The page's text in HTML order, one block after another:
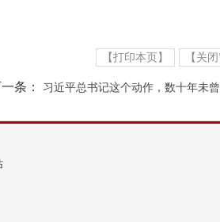
【打印本页】 【关
条： 习近平总书记这个动作，数十年未